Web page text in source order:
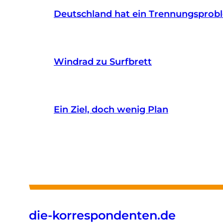
Deutschland hat ein
Windrad zu Surfbrett
Ein Ziel, doch wenig Plan
die-korrespondenten.de